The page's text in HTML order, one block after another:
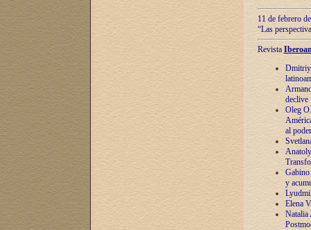
11 de febrero
“Las
Revista
Dmitriy
declive
Oleg
al poder
y
Elena
Natalia